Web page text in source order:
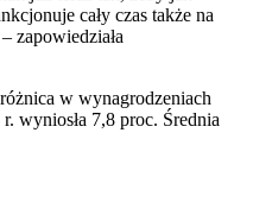
cały czas także na
zapowiedziała
w wynagrodzeniach
wyniosła 7,8 proc. Średnia